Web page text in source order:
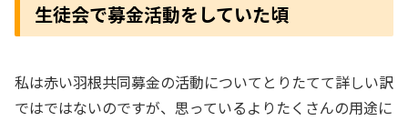
生徒会で募金活動をしていた頃
私は赤い羽根共同募金の活動についてとりたてて詳しい訳
ではではないのですが、思っているよりたくさんの用途に